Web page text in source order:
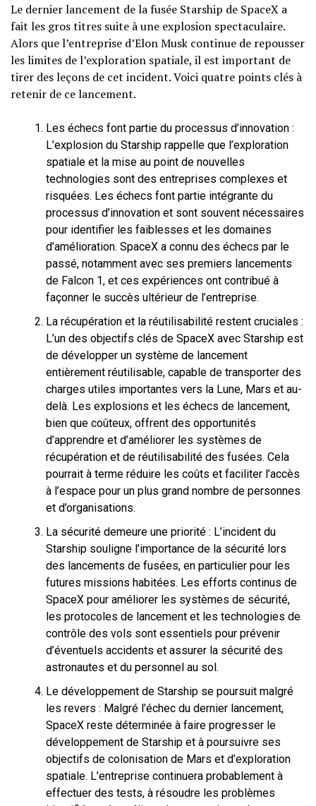
Le dernier lancement de la fusée Starship de SpaceX a
fait les gros titres suite à une explosion spectaculaire.
Alors que l’entreprise d’Elon Musk continue de repousser
les limites de l’exploration spatiale, il est important de
tirer des leçons de cet incident. Voici quatre points clés à
retenir de ce lancement.
Les échecs font partie du processus d’innovation :
L’explosion du Starship rappelle que l’exploration
spatiale et la mise au point de nouvelles
technologies sont des entreprises complexes et
risquées. Les échecs font partie intégrante du
processus d’innovation et sont souvent nécessaires
pour identifier les faiblesses et les domaines
d’amélioration. SpaceX a connu des échecs par le
passé, notamment avec ses premiers lancements
de Falcon 1, et ces expériences ont contribué à
façonner le succès ultérieur de l’entreprise.
La récupération et la réutilisabilité restent cruciales :
L’un des objectifs clés de SpaceX avec Starship est
de développer un système de lancement
entièrement réutilisable, capable de transporter des
charges utiles importantes vers la Lune, Mars et au-
delà. Les explosions et les échecs de lancement,
bien que coûteux, offrent des opportunités
d’apprendre et d’améliorer les systèmes de
récupération et de réutilisabilité des fusées. Cela
pourrait à terme réduire les coûts et faciliter l’accès
à l’espace pour un plus grand nombre de personnes
et d’organisations.
La sécurité demeure une priorité : L’incident du
Starship souligne l’importance de la sécurité lors
des lancements de fusées, en particulier pour les
futures missions habitées. Les efforts continus de
SpaceX pour améliorer les systèmes de sécurité,
les protocoles de lancement et les technologies de
contrôle des vols sont essentiels pour prévenir
d’éventuels accidents et assurer la sécurité des
astronautes et du personnel au sol.
Le développement de Starship se poursuit malgré
les revers : Malgré l’échec du dernier lancement,
SpaceX reste déterminée à faire progresser le
développement de Starship et à poursuivre ses
objectifs de colonisation de Mars et d’exploration
spatiale. L’entreprise continuera probablement à
effectuer des tests, à résoudre les problèmes